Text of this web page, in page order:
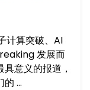
计算突破、AI
发展而
意义的报道，
的 …